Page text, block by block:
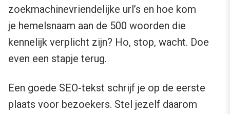
zoekmachinevriendelijke url’s en hoe kom
je hemelsnaam aan de 500 woorden die
kennelijk verplicht zijn? Ho, stop, wacht. Doe
even een stapje terug.
Een goede SEO-tekst schrijf je op de eerste
plaats voor bezoekers. Stel jezelf daarom